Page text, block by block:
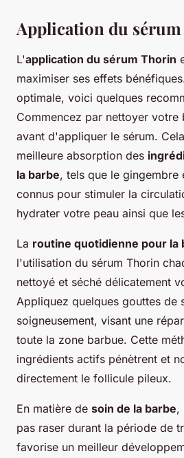
Application du
L'application du sérum Thorin
maximiser ses effets
optimale, voici quelques
Commencez par nettoyer
avant d'appliquer le sérum.
meilleure absorption des
la barbe, tels que le
connus pour stimuler la
hydrater votre peau ainsi que
La routine quotidienne pour la
l'utilisation du sérum Thorin
nettoyé et séché délicatement
Appliquez quelques gouttes de
soigneusement, visant une
toute la zone barbue. Cette
ingrédients actifs pénètrent et
directement le follicule pileux.
En matière de soin de la barbe,
pas raser durant la période de
favorise un meilleur